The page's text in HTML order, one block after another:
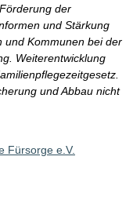
der
und Stärkung
und Kommunen bei der
Weiterentwicklung
und Abbau nicht
Fürsorge e.V.